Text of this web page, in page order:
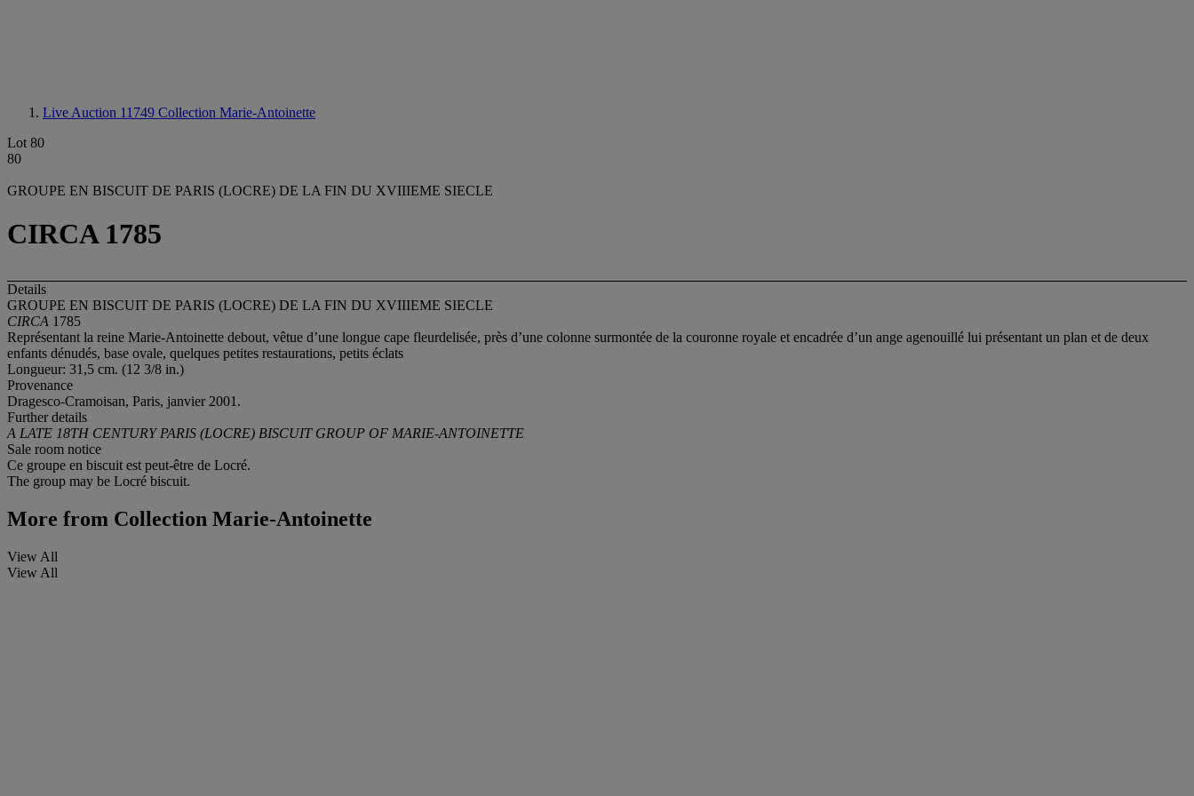
Live Auction 11749 Collection Marie-Antoinette
Lot 80
80
GROUPE EN BISCUIT DE PARIS (LOCRE) DE LA FIN DU XVIIIEME SIECLE
CIRCA 1785
Details
GROUPE EN BISCUIT DE PARIS (LOCRE) DE LA FIN DU XVIIIEME SIECLE
CIRCA 1785
Représentant la reine Marie-Antoinette debout, vêtue d’une longue cape fleurdelisée, près d’une colonne surmontée de la couronne royale et encadrée d’un ange agenouillé lui présentant un plan et de deux
enfants dénudés, base ovale, quelques petites restaurations, petits éclats
Longueur: 31,5 cm. (12 3/8 in.)
Provenance
Dragesco-Cramoisan, Paris, janvier 2001.
Further details
A LATE 18TH CENTURY PARIS (LOCRE) BISCUIT GROUP OF MARIE-ANTOINETTE
Sale room notice
Ce groupe en biscuit est peut-être de Locré.
The group may be Locré biscuit.
More from Collection Marie-Antoinette
View All
View All